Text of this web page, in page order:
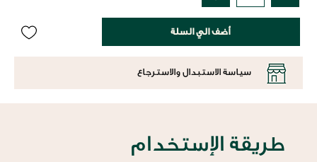
أضف الي السلة
سياسة الاستبدال والاسترجاع
طريقة الإستخدام